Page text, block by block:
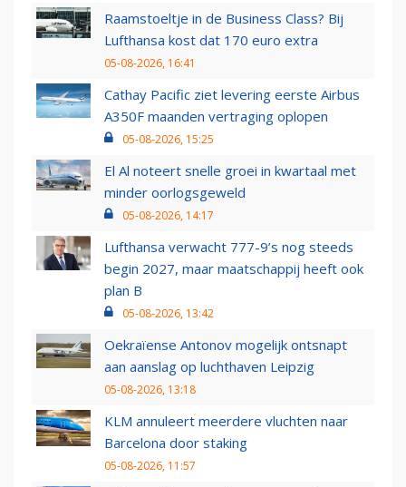
Raamstoeltje in de Business Class? Bij
Lufthansa kost dat 170 euro extra
05-08-2026, 16:41
Cathay Pacific ziet levering eerste Airbus
A350F maanden vertraging oplopen
05-08-2026, 15:25
El Al noteert snelle groei in kwartaal met
minder oorlogsgeweld
05-08-2026, 14:17
Lufthansa verwacht 777-9’s nog steeds
begin 2027, maar maatschappij heeft ook
plan B
05-08-2026, 13:42
Oekraïense Antonov mogelijk ontsnapt
aan aanslag op luchthaven Leipzig
05-08-2026, 13:18
KLM annuleert meerdere vluchten naar
Barcelona door staking
05-08-2026, 11:57